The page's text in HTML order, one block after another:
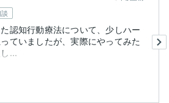
認知行動療法について、少しハー
ていましたが、実際にやってみた
...